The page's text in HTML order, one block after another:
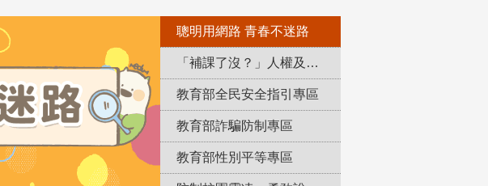
聰明用網路 青春不迷路
「補課了沒？」人權及轉型正義教育專區
教育部全民安全指引專區
教育部詐騙防制專區
教育部性別平等專區